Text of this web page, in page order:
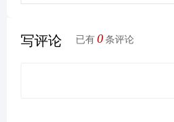
写评论 已有 0 条评论